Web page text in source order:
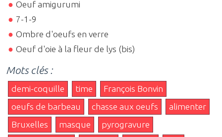
Oeuf amigurumi
7-1-9
Ombre d'oeufs en verre
Oeuf d'oie à la fleur de lys (bis)
Mots clés :
demi-coquille time
François Bonvin
oeufs de barbeau
chasse aux oeufs
alimenter
Bruxelles
masque
pyrogravure